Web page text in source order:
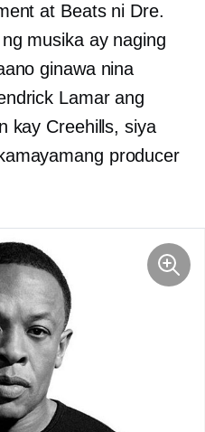
at Beats ni Dre.
musika ay naging
ginawa nina
Lamar ang
kay Creehills, siya
producer